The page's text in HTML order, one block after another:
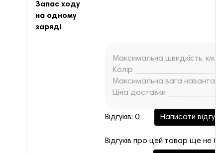
Запас ходу
на одному
заряді
Максимальна швидкість, км/
Колір
Максимальна вага
Ціна доставки
Відгуків: 0 Написати відгук
Відгуків про цей товар ще не